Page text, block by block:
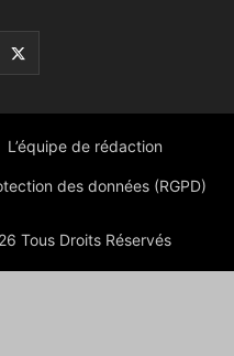
L’équipe de rédaction
des données (RGPD)
Tous Droits Réservés